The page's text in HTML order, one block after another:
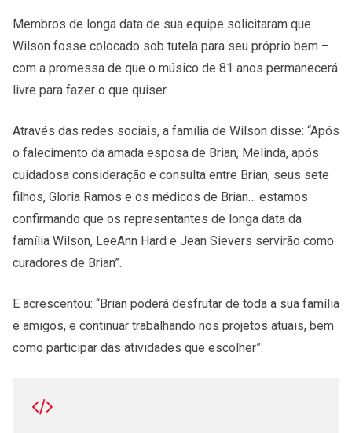
Membros de longa data de sua equipe solicitaram que
Wilson fosse colocado sob tutela para seu próprio bem –
com a promessa de que o músico de 81 anos permanecerá
livre para fazer o que quiser.
Através das redes sociais, a família de Wilson disse: “Após
o falecimento da amada esposa de Brian, Melinda, após
cuidadosa consideração e consulta entre Brian, seus sete
filhos, Gloria Ramos e os médicos de Brian… estamos
confirmando que os representantes de longa data da
família Wilson, LeeAnn Hard e Jean Sievers servirão como
curadores de Brian”.
E acrescentou: “Brian poderá desfrutar de toda a sua família
e amigos, e continuar trabalhando nos projetos atuais, bem
como participar das atividades que escolher”.